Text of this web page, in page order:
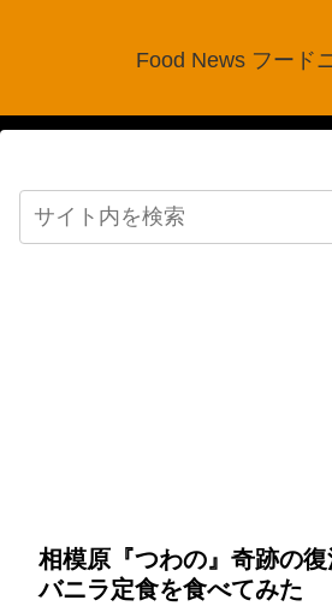
Food News フード
相模原『つわの』奇跡の
バニラ定食を食べてみた